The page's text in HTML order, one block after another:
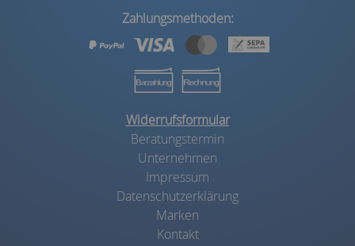
Zahlungsmethoden:
Widerrufsformular
Beratungstermin
Unternehmen
Impressum
Datenschutzerklärung
Marken
Kontakt